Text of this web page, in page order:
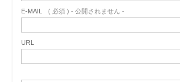
E-MAIL ( 必須 ) - 公開されません -
URL